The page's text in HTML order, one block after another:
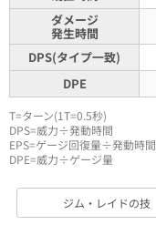
ダメージ
発生時間
DPS(タイプ一致)
DPE
T=ターン(1T=0.5秒)
DPS=威力÷発動時間
EPS=ゲージ回復量÷発動時間
DPE=威力÷ゲージ量
ジム・レイドの技